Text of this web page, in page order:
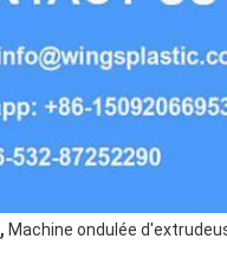
, Machine ondulée